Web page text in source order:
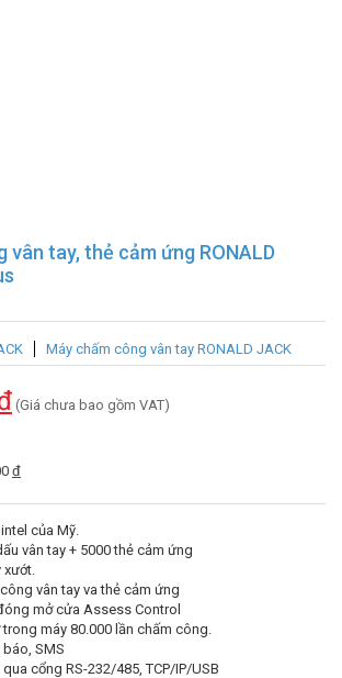
vân tay, thẻ cảm ứng RONALD
Máy chấm công vân tay RONALD JACK
(Giá chưa bao gồm VAT)
đ
của Mỹ.
vân tay + 5000 thẻ cảm ứng
vân tay va thẻ cảm ứng
mở cửa Assess Control
máy 80.000 lần chấm công.
SMS
cổng RS-232/485, TCP/IP/USB